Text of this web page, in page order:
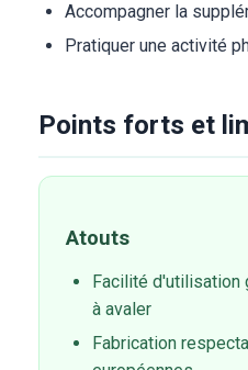
Accompagner la
Pratiquer une activité
Points forts et
Atouts
Facilité d'utilisation
à avaler
Fabrication